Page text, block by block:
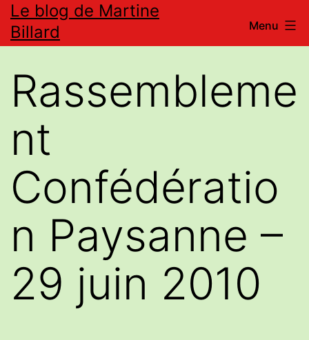
Aller
au
Le blog de Martine
Billard
Menu
Rassembleme
nt
Confédératio
n Paysanne –
29 juin 2010